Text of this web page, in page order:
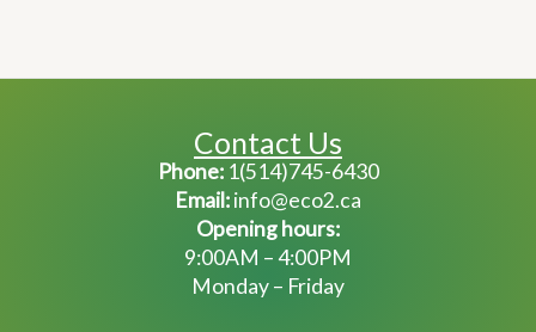
Contact Us
Phone:1(514)745-6430
Email:info@eco2.ca
Opening hours:
9:00AM – 4:00PM
Monday – Friday